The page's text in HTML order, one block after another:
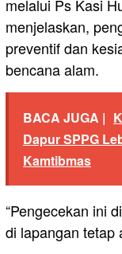
melalui Ps Kasi
menjelaskan,
preventif dan
bencana alam.
BACA JUGA |
Dapur SPPG
Kamtibmas
“Pengecekan ini
di lapangan tetap